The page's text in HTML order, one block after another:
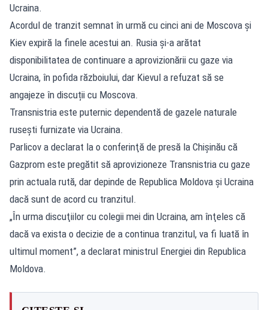
Ucraina.
Acordul de tranzit semnat în urmă cu cinci ani de Moscova și
Kiev expiră la finele acestui an. Rusia și-a arătat
disponibilitatea de continuare a aprovizionării cu gaze via
Ucraina, în pofida războiului, dar Kievul a refuzat să se
angajeze în discuții cu Moscova.
Transnistria este puternic dependentă de gazele naturale
ruseşti furnizate via Ucraina.
Parlicov a declarat la o conferinţă de presă la Chişinău că
Gazprom este pregătit să aprovizioneze Transnistria cu gaze
prin actuala rută, dar depinde de Republica Moldova şi Ucraina
dacă sunt de acord cu tranzitul.
„În urma discuţiilor cu colegii mei din Ucraina, am înţeles că
dacă va exista o decizie de a continua tranzitul, va fi luată în
ultimul moment”, a declarat ministrul Energiei din Republica
Moldova.